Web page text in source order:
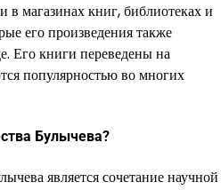
магазинах книг, библиотеках и
его произведения также
Его книги переведены на
популярностью во многих
Булычева?
является сочетание научной